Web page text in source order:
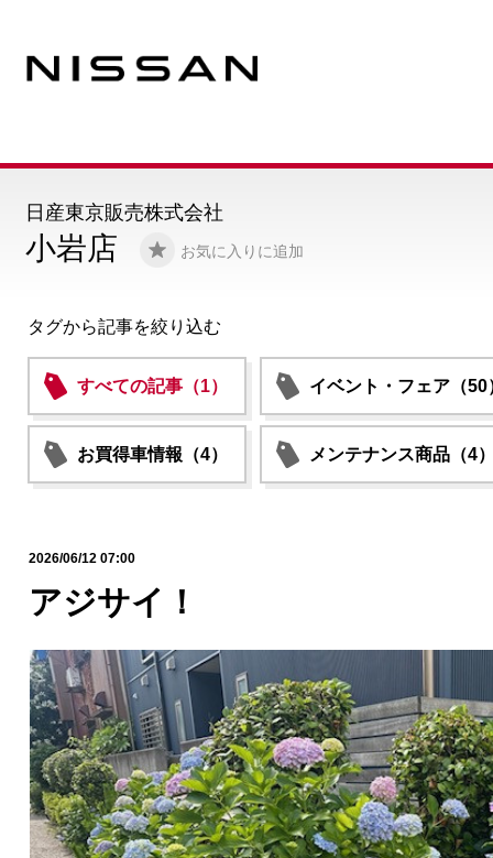
小岩店 お気に入りに追加
日産東京販売株式会社
タグから記事を絞り込む
すべての記事（1） イベント・フェア（50
お買得車情報（4） メンテナンス商品（4
2026/06/12 07:00
アジサイ！